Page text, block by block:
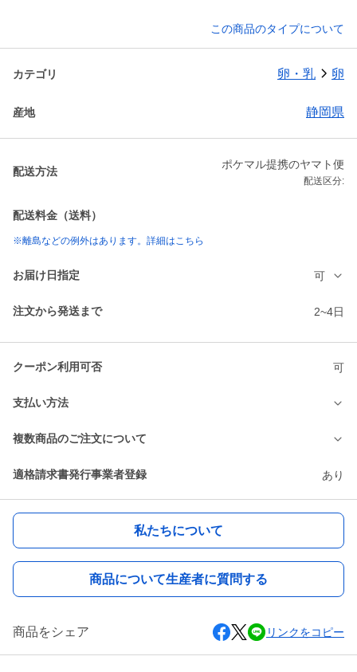
この商品のタイプについて
カテゴリ 卵・乳 卵
産地 静岡県
配送方法
ポケマル提携のヤマト便
配送区分:
配送料金（送料）
※離島などの例外はあります。詳細はこちら
お届け日指定 可
注文から発送まで 2~4日
クーポン利用可否 可
支払い方法
複数商品のご注文について
適格請求書発行事業者登録 あり
私たちについて
商品について生産者に質問する
商品をシェア リンクをコピー